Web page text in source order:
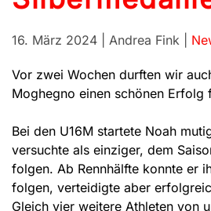
16. März 2024 | Andrea Fink |
Vor zwei Wochen durften wir
Moghegno einen schönen Erfolg
Bei den U16M startete Noah
versuchte als einziger, dem
folgen. Ab Rennhälfte konnte er
folgen, verteidigte aber
Gleich vier weitere Athleten von